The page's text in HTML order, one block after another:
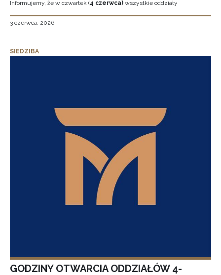
Informujemy, że w czwartek (4 czerwca) wszystkie oddziały
3 czerwca, 2026
SIEDZIBA
GODZINY OTWARCIA ODDZIAŁÓW 4-